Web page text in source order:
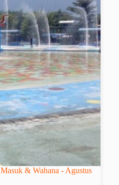
& Wahana - Agustus